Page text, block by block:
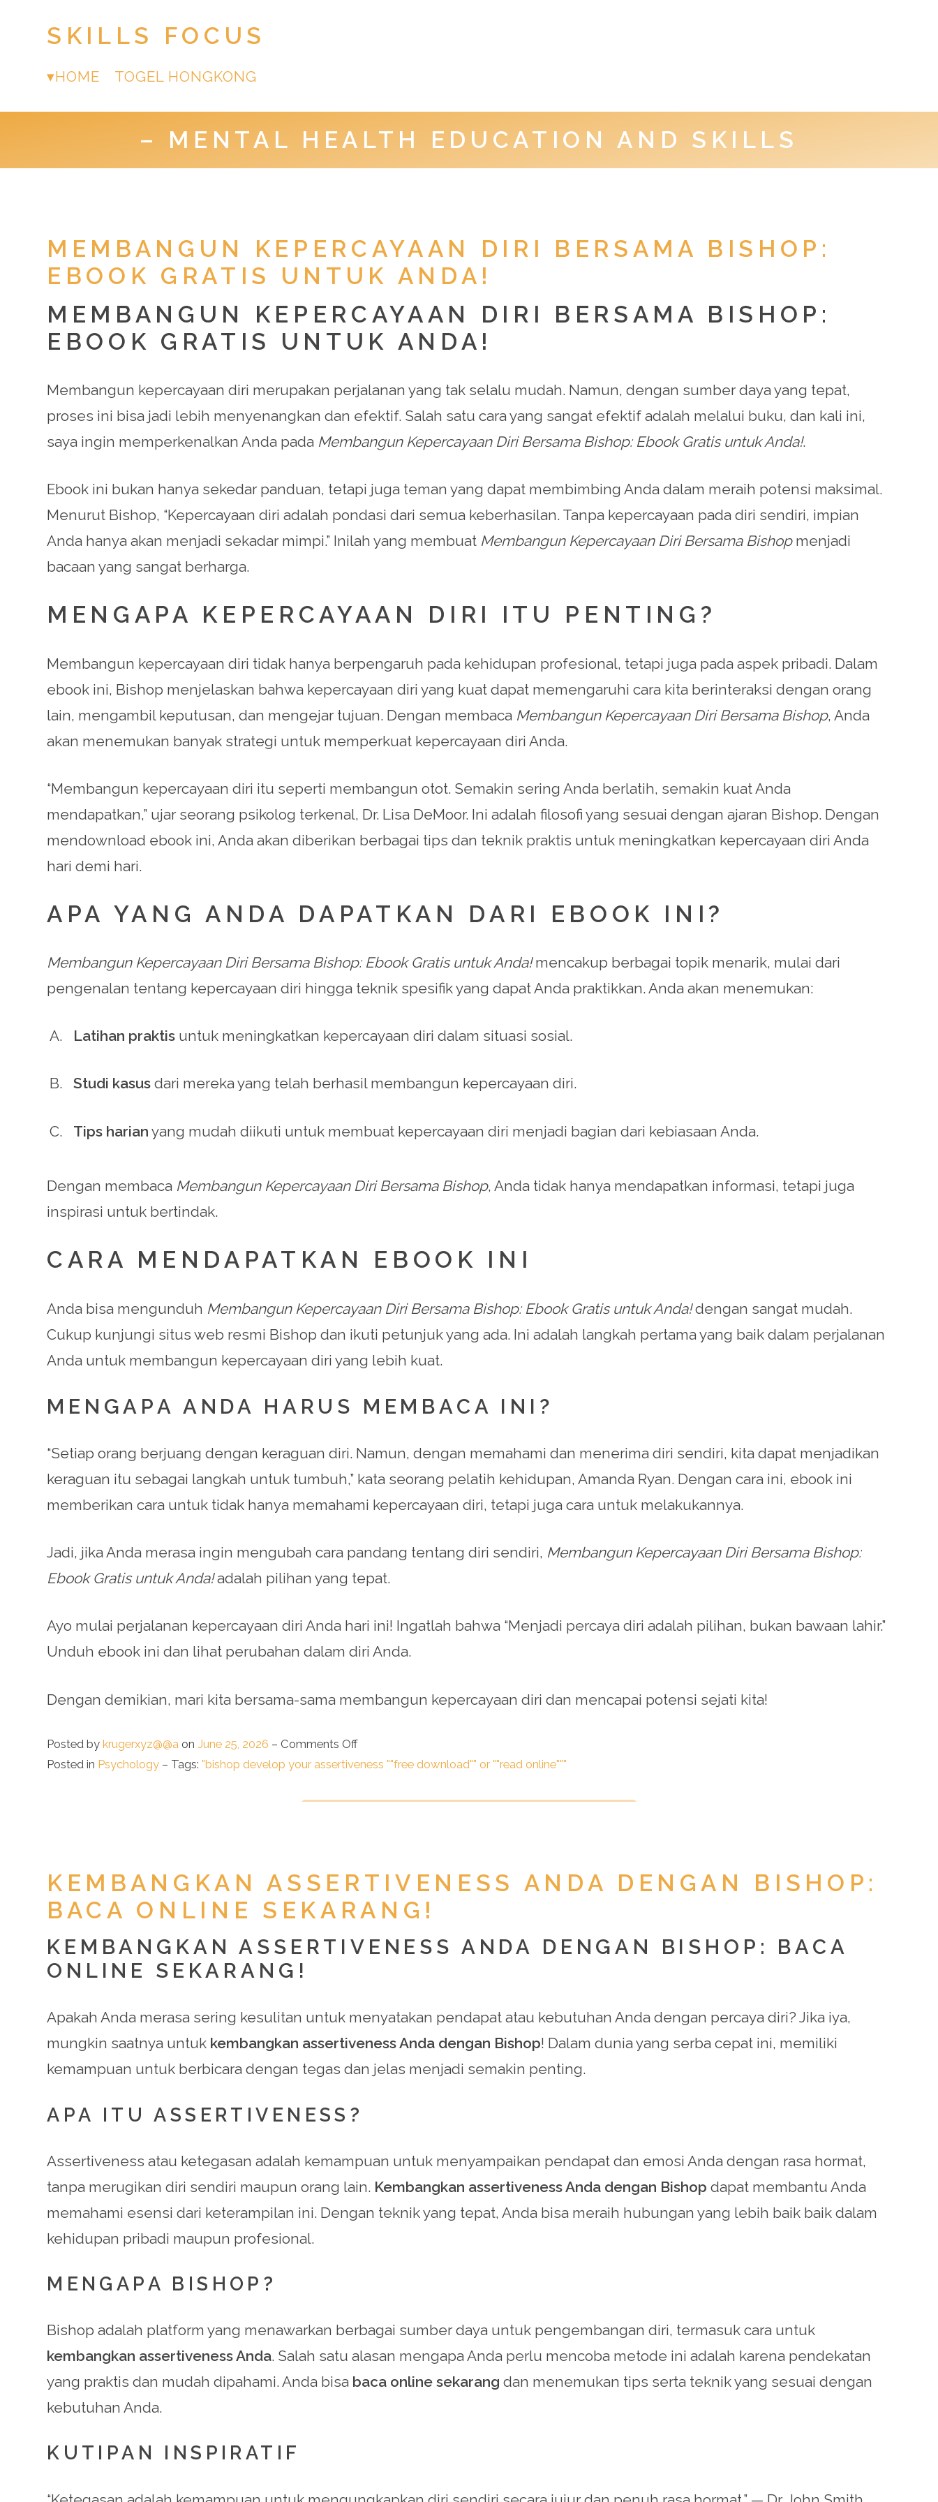
SKILLS FOCUS
HOME TOGEL HONGKONG
– MENTAL HEALTH EDUCATION AND SKILLS
MEMBANGUN KEPERCAYAAN DIRI BERSAMA BISHOP:
EBOOK GRATIS UNTUK ANDA!
MEMBANGUN KEPERCAYAAN DIRI BERSAMA BISHOP:
EBOOK GRATIS UNTUK ANDA!
Membangun kepercayaan diri merupakan perjalanan yang tak selalu mudah. Namun, dengan sumber daya yang tepat,
proses ini bisa jadi lebih menyenangkan dan efektif. Salah satu cara yang sangat efektif adalah melalui buku, dan kali ini,
saya ingin memperkenalkan Anda pada Membangun Kepercayaan Diri Bersama Bishop: Ebook Gratis untuk Anda!.
Ebook ini bukan hanya sekedar panduan, tetapi juga teman yang dapat membimbing Anda dalam meraih potensi maksimal.
Menurut Bishop, “Kepercayaan diri adalah pondasi dari semua keberhasilan. Tanpa kepercayaan pada diri sendiri, impian
Anda hanya akan menjadi sekadar mimpi.” Inilah yang membuat Membangun Kepercayaan Diri Bersama Bishopmenjadi
bacaan yang sangat berharga.
MENGAPA KEPERCAYAAN DIRI ITU PENTING?
Membangun kepercayaan diri tidak hanya berpengaruh pada kehidupan profesional, tetapi juga pada aspek pribadi. Dalam
ebook ini, Bishop menjelaskan bahwa kepercayaan diri yang kuat dapat memengaruhi cara kita berinteraksi dengan orang
lain, mengambil keputusan, dan mengejar tujuan. Dengan membaca Membangun Kepercayaan Diri Bersama Bishop, Anda
akan menemukan banyak strategi untuk memperkuat kepercayaan diri Anda.
“Membangun kepercayaan diri itu seperti membangun otot. Semakin sering Anda berlatih, semakin kuat Anda
mendapatkan,” ujar seorang psikolog terkenal, Dr. Lisa DeMoor. Ini adalah filosofi yang sesuai dengan ajaran Bishop. Dengan
mendownload ebook ini, Anda akan diberikan berbagai tips dan teknik praktis untuk meningkatkan kepercayaan diri Anda
hari demi hari.
APA YANG ANDA DAPATKAN DARI EBOOK INI?
Membangun Kepercayaan Diri Bersama Bishop: Ebook Gratis untuk Anda!mencakup berbagai topik menarik, mulai dari
pengenalan tentang kepercayaan diri hingga teknik spesifik yang dapat Anda praktikkan. Anda akan menemukan:
Latihan praktisuntuk meningkatkan kepercayaan diri dalam situasi sosial.
Studi kasusdari mereka yang telah berhasil membangun kepercayaan diri.
Tips harian yang mudah diikuti untuk membuat kepercayaan diri menjadi bagian dari kebiasaan Anda.
Dengan membaca Membangun Kepercayaan Diri Bersama Bishop, Anda tidak hanya mendapatkan informasi, tetapi juga
inspirasi untuk bertindak.
CARA MENDAPATKAN EBOOK INI
Anda bisa mengunduh Membangun Kepercayaan Diri Bersama Bishop: Ebook Gratis untuk Anda!dengan sangat mudah.
Cukup kunjungi situs web resmi Bishop dan ikuti petunjuk yang ada. Ini adalah langkah pertama yang baik dalam perjalanan
Anda untuk membangun kepercayaan diri yang lebih kuat.
MENGAPA ANDA HARUS MEMBACA INI?
“Setiap orang berjuang dengan keraguan diri. Namun, dengan memahami dan menerima diri sendiri, kita dapat menjadikan
keraguan itu sebagai langkah untuk tumbuh,” kata seorang pelatih kehidupan, Amanda Ryan. Dengan cara ini, ebook ini
memberikan cara untuk tidak hanya memahami kepercayaan diri, tetapi juga cara untuk melakukannya.
Jadi, jika Anda merasa ingin mengubah cara pandang tentang diri sendiri, Membangun Kepercayaan Diri Bersama Bishop:
Ebook Gratis untuk Anda!adalah pilihan yang tepat.
Ayo mulai perjalanan kepercayaan diri Anda hari ini! Ingatlah bahwa “Menjadi percaya diri adalah pilihan, bukan bawaan lahir.”
Unduh ebook ini dan lihat perubahan dalam diri Anda.
Dengan demikian, mari kita bersama-sama membangun kepercayaan diri dan mencapai potensi sejati kita!
Posted bykrugerxyz@@a onJune 25, 2026 – Comments Off
Posted in Psychology – Tags:"bishop develop your assertiveness ""free download"" or ""read online"""
KEMBANGKAN ASSERTIVENESS ANDA DENGAN BISHOP:
BACA ONLINE SEKARANG!
KEMBANGKAN ASSERTIVENESS ANDA DENGAN BISHOP: BACA
ONLINE SEKARANG!
Apakah Anda merasa sering kesulitan untuk menyatakan pendapat atau kebutuhan Anda dengan percaya diri? Jika iya,
mungkin saatnya untuk kembangkan assertiveness Anda dengan Bishop! Dalam dunia yang serba cepat ini, memiliki
kemampuan untuk berbicara dengan tegas dan jelas menjadi semakin penting.
APA ITU ASSERTIVENESS?
Assertiveness atau ketegasan adalah kemampuan untuk menyampaikan pendapat dan emosi Anda dengan rasa hormat,
tanpa merugikan diri sendiri maupun orang lain. Kembangkan assertiveness Anda dengan Bishop dapat membantu Anda
memahami esensi dari keterampilan ini. Dengan teknik yang tepat, Anda bisa meraih hubungan yang lebih baik baik dalam
kehidupan pribadi maupun profesional.
MENGAPA BISHOP?
Bishop adalah platform yang menawarkan berbagai sumber daya untuk pengembangan diri, termasuk cara untuk
kembangkan assertiveness Anda. Salah satu alasan mengapa Anda perlu mencoba metode ini adalah karena pendekatan
yang praktis dan mudah dipahami. Anda bisa baca online sekarang dan menemukan tips serta teknik yang sesuai dengan
kebutuhan Anda.
KUTIPAN INSPIRATIF